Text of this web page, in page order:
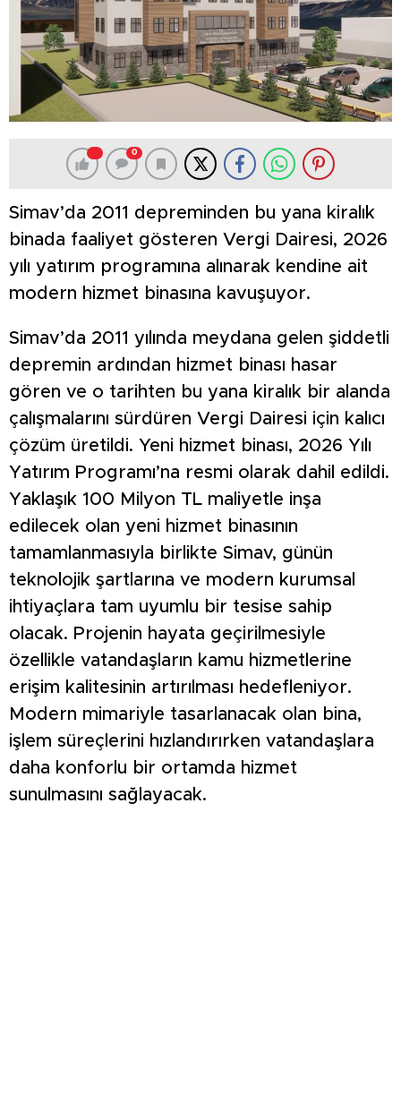
0
Simav’da 2011 depreminden bu yana kiralık
binada faaliyet gösteren Vergi Dairesi, 2026
yılı yatırım programına alınarak kendine ait
modern hizmet binasına kavuşuyor.
Simav’da 2011 yılında meydana gelen şiddetli
depremin ardından hizmet binası hasar
gören ve o tarihten bu yana kiralık bir alanda
çalışmalarını sürdüren Vergi Dairesi için kalıcı
çözüm üretildi. Yeni hizmet binası, 2026 Yılı
Yatırım Programı’na resmi olarak dahil edildi.
Yaklaşık 100 Milyon TL maliyetle inşa
edilecek olan yeni hizmet binasının
tamamlanmasıyla birlikte Simav, günün
teknolojik şartlarına ve modern kurumsal
ihtiyaçlara tam uyumlu bir tesise sahip
olacak. Projenin hayata geçirilmesiyle
özellikle vatandaşların kamu hizmetlerine
erişim kalitesinin artırılması hedefleniyor.
Modern mimariyle tasarlanacak olan bina,
işlem süreçlerini hızlandırırken vatandaşlara
daha konforlu bir ortamda hizmet
sunulmasını sağlayacak.